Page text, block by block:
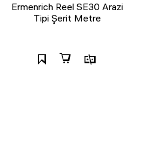
Ermenrich Reel SE30 Arazi
Tipi Şerit Metre